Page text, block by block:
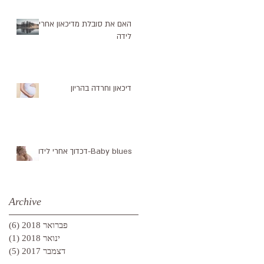
האם את סובלת מדיכאון אחרי
לידה
דיכאון וחרדה בהריון
Baby blues-דכדוך אחרי לידה
Archive
פברואר 2018 (6)
ינואר 2018
(1)
דצמבר 2017
(5)